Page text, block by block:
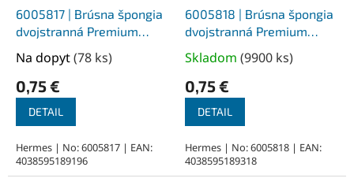
6005817 | Brúsna špongia
dvojstranná Premium
pena Z60
Priemerné
hodnotenie
produktu
5,0
z
5
Na dopyt(78 ks)
0,75 €
DETAIL
Hermes | No: 6005817 | EAN:
4038595189196
6005818 | Brúsna špongia
dvojstranná Premium
pena Z100
Priemerné
hodnotenie
produktu
5,0
z
5
Skladom (9900 ks)
0,75 €
DETAIL
Hermes | No: 6005818 | EAN:
4038595189318